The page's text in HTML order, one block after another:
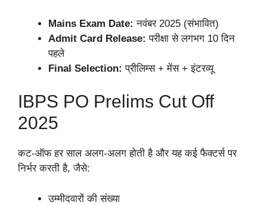
Mains Exam Date: नवंबर 2025 (संभावित)
Admit Card Release: परीक्षा से लगभग 10 दिन
पहले
Final Selection: प्रीलिम्स + मेंस + इंटरव्यू
IBPS PO Prelims Cut Off
2025
कट-ऑफ हर साल अलग-अलग होती है और यह कई फैक्टर्स पर
निर्भर करती है, जैसे:
उम्मीदवारों की संख्या